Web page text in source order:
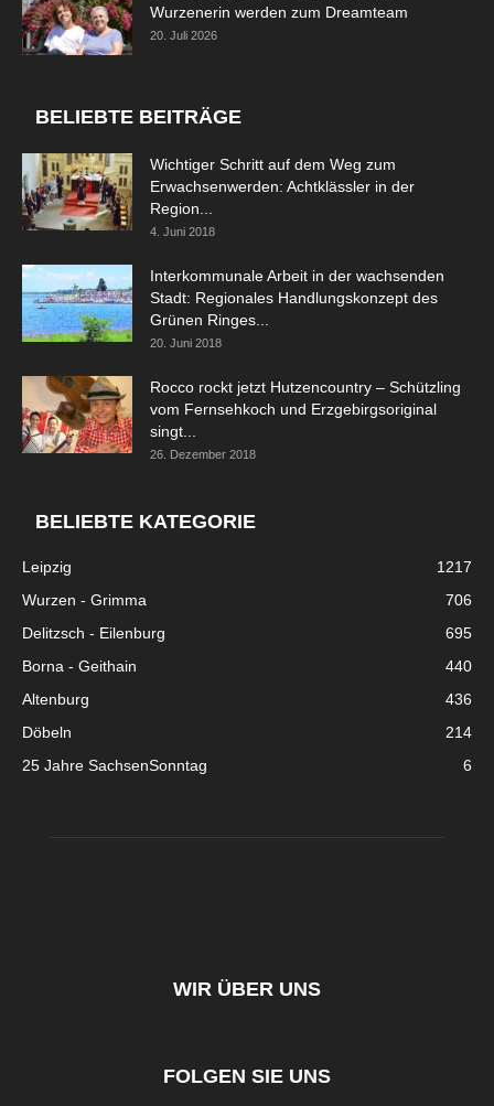
Wurzenerin werden zum Dreamteam
20. Juli 2026
BELIEBTE BEITRÄGE
Wichtiger Schritt auf dem Weg zum
Erwachsenwerden: Achtklässler in der
Region...
4. Juni 2018
Interkommunale Arbeit in der wachsenden
Stadt: Regionales Handlungskonzept des
Grünen Ringes...
20. Juni 2018
Rocco rockt jetzt Hutzencountry – Schützling
vom Fernsehkoch und Erzgebirgsoriginal
singt...
26. Dezember 2018
BELIEBTE KATEGORIE
Leipzig
1217
Wurzen - Grimma
706
Delitzsch - Eilenburg
695
Borna - Geithain
440
Altenburg
436
Döbeln
214
25 Jahre SachsenSonntag
6
WIR ÜBER UNS
FOLGEN SIE UNS